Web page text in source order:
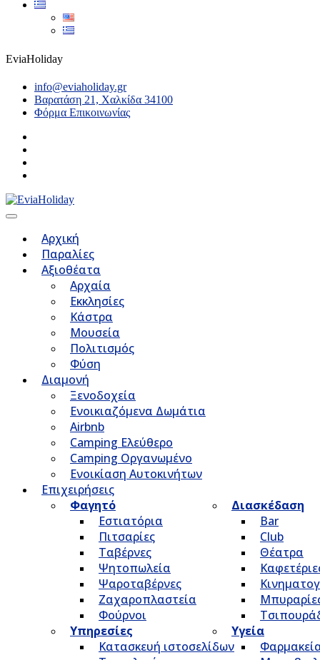
EviaHoliday
info@eviaholiday.gr
Βαρατάση 21, Χαλκίδα 34100
Φόρμα Επικοινωνίας
Αρχική
Παραλίες
Αξιοθέατα
Αρχαία
Εκκλησίες
Κάστρα
Μουσεία
Πολιτισμός
Φύση
Διαμονή
Ξενοδοχεία
Ενοικιαζόμενα Δωμάτια
Airbnb
Camping Ελεύθερο
Camping Οργανωμένο
Ενοικίαση Αυτοκινήτων
Επιχειρήσεις
Φαγητό
Εστιατόρια
Πιτσαρίες
Ταβέρνες
Ψητοπωλεία
Ψαροταβέρνες
Ζαχαροπλαστεία
Φούρνοι
Διασκέδαση
Bar
Club
Θέατρα
Υπηρεσίες
Κατασκευή ιστοσελίδων
Υγεία